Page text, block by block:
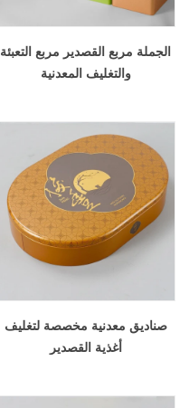
الجملة مربع القصدير مربع التعبئة
والتغليف المعدنية
صناديق معدنية مخصصة لتغليف
أغذية القصدير